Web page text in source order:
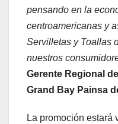
pensando en la
centroamericanas y
Servilletas y Toallas
nuestros
Gerente Regional
Grand Bay Painsa
La promoción estará